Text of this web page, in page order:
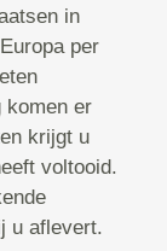
in
per
komen er
krijgt u
voltooid.
u aflevert.